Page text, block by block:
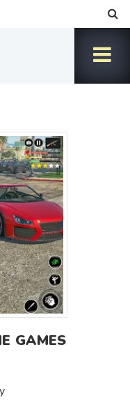
GAMES